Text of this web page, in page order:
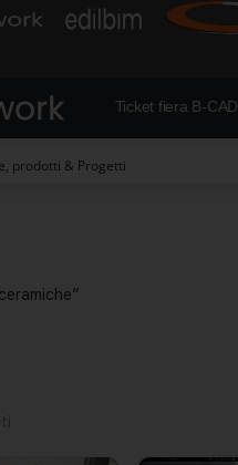
Ticket fiera B-CAD